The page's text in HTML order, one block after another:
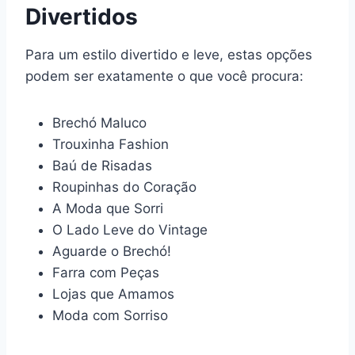
Divertidos
Para um estilo divertido e leve, estas opções
podem ser exatamente o que você procura:
Brechó Maluco
Trouxinha Fashion
Baú de Risadas
Roupinhas do Coração
A Moda que Sorri
O Lado Leve do Vintage
Aguarde o Brechó!
Farra com Peças
Lojas que Amamos
Moda com Sorriso